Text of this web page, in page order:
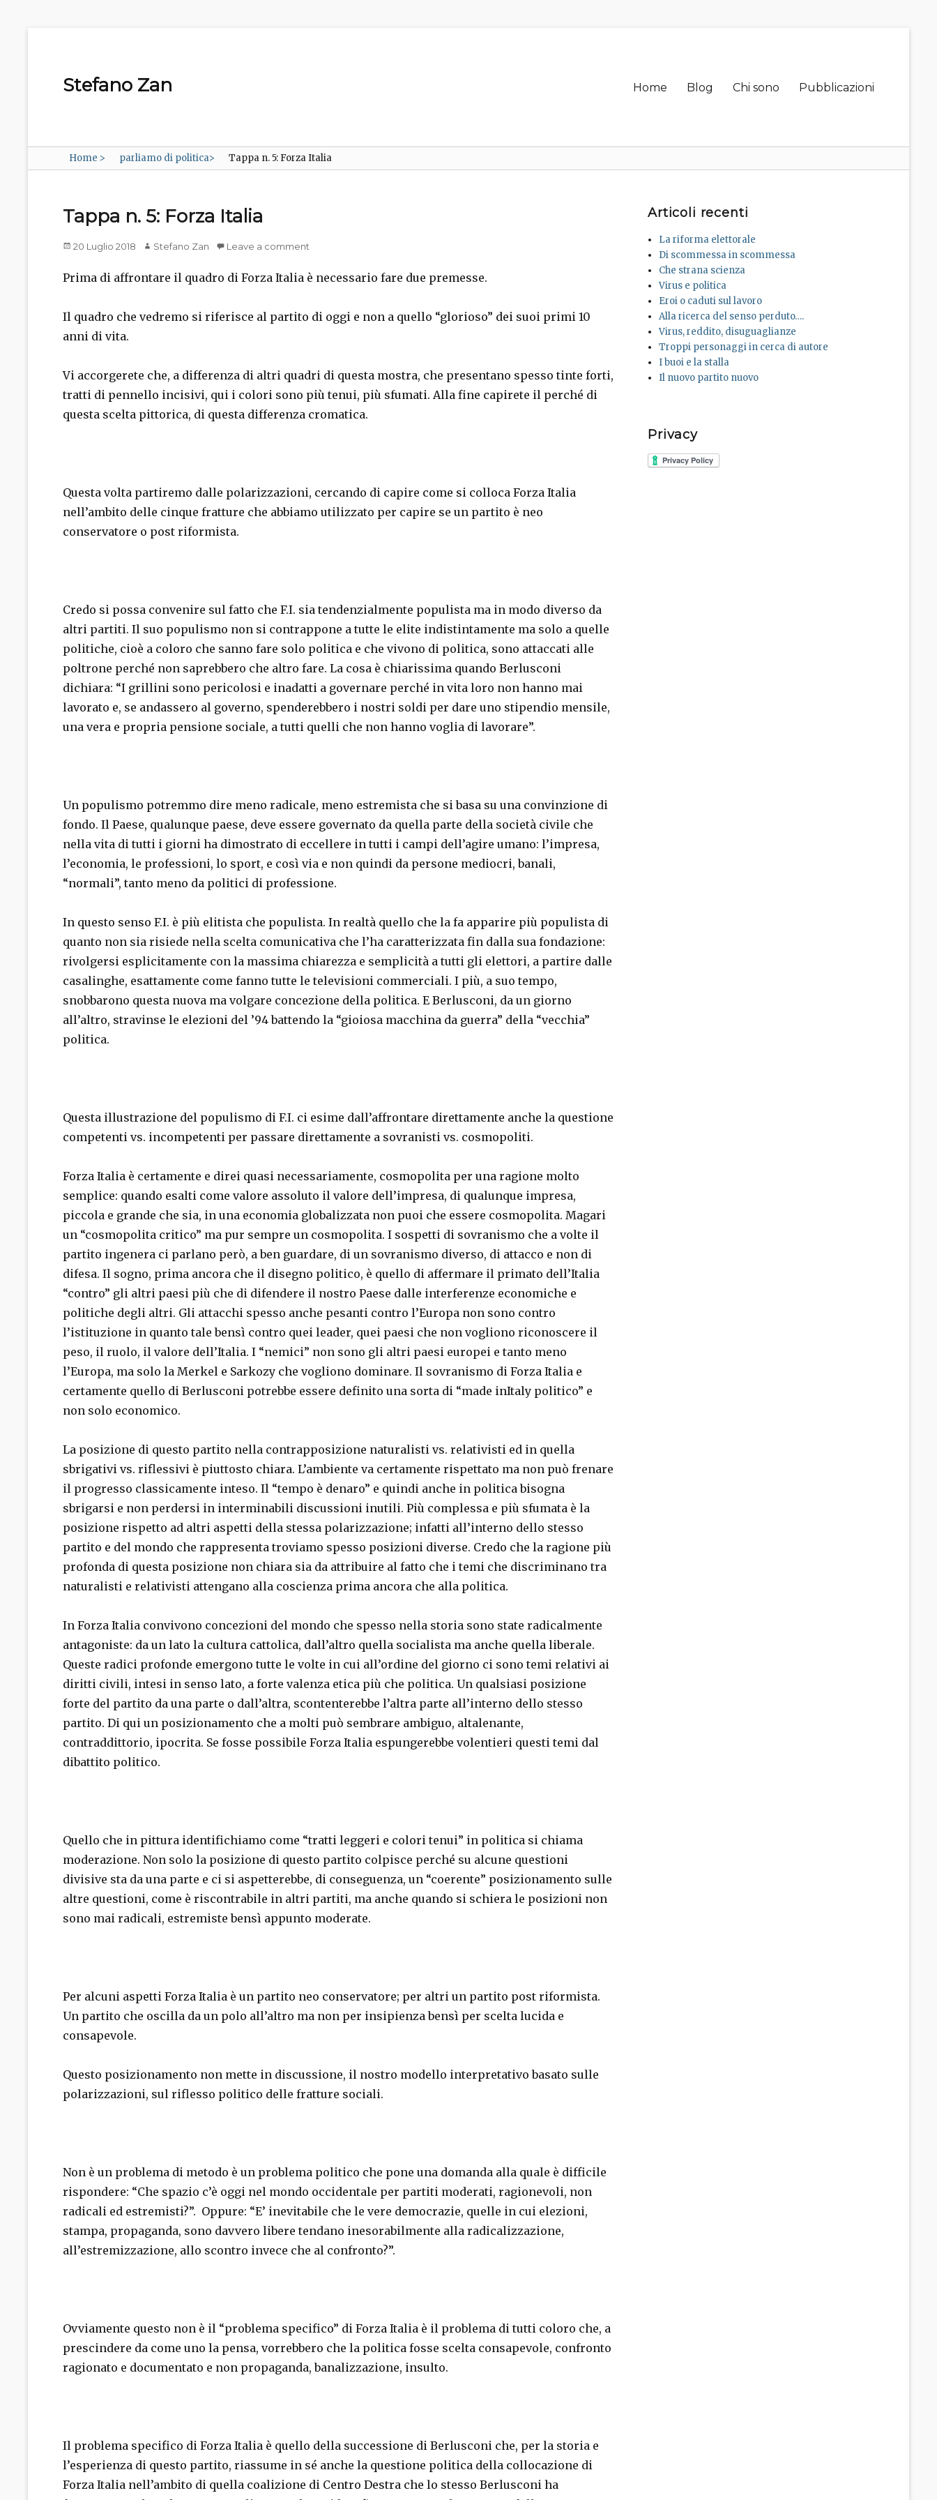
Stefano Zan
Primary
Home Blog Chi sono Pubblicazioni
Home > parliamo di politica> Tappa n. 5: Forza Italia
Tappa n. 5: Forza Italia
Posted
20 Luglio 2018 Author
Stefano Zan Leave a comment
Prima di affrontare il quadro di Forza Italia è necessario fare due premesse.
Il quadro che vedremo si riferisce al partito di oggi e non a quello “glorioso” dei suoi primi 10
anni di vita.
Vi accorgerete che, a differenza di altri quadri di questa mostra, che presentano spesso tinte forti,
tratti di pennello incisivi, qui i colori sono più tenui, più sfumati. Alla fine capirete il perché di
questa scelta pittorica, di questa differenza cromatica.
Questa volta partiremo dalle polarizzazioni, cercando di capire come si colloca Forza Italia
nell’ambito delle cinque fratture che abbiamo utilizzato per capire se un partito è neo
conservatore o post riformista.
Credo si possa convenire sul fatto che F.I. sia tendenzialmente populista ma in modo diverso da
altri partiti. Il suo populismo non si contrappone a tutte le elite indistintamente ma solo a quelle
politiche, cioè a coloro che sanno fare solo politica e che vivono di politica, sono attaccati alle
poltrone perché non saprebbero che altro fare. La cosa è chiarissima quando Berlusconi
dichiara: “I grillini sono pericolosi e inadatti a governare perché in vita loro non hanno mai
lavorato e, se andassero al governo, spenderebbero i nostri soldi per dare uno stipendio mensile,
una vera e propria pensione sociale, a tutti quelli che non hanno voglia di lavorare”.
Un populismo potremmo dire meno radicale, meno estremista che si basa su una convinzione di
fondo. Il Paese, qualunque paese, deve essere governato da quella parte della società civile che
nella vita di tutti i giorni ha dimostrato di eccellere in tutti i campi dell’agire umano: l’impresa,
l’economia, le professioni, lo sport, e così via e non quindi da persone mediocri, banali,
“normali”, tanto meno da politici di professione.
In questo senso F.I. è più elitista che populista. In realtà quello che la fa apparire più populista di
quanto non sia risiede nella scelta comunicativa che l’ha caratterizzata fin dalla sua fondazione:
rivolgersi esplicitamente con la massima chiarezza e semplicità a tutti gli elettori, a partire dalle
casalinghe, esattamente come fanno tutte le televisioni commerciali. I più, a suo tempo,
snobbarono questa nuova ma volgare concezione della politica. E Berlusconi, da un giorno
all’altro, stravinse le elezioni del ’94 battendo la “gioiosa macchina da guerra” della “vecchia”
politica.
Questa illustrazione del populismo di F.I. ci esime dall’affrontare direttamente anche la questione
competenti vs. incompetenti per passare direttamente a sovranisti vs. cosmopoliti.
Forza Italia è certamente e direi quasi necessariamente, cosmopolita per una ragione molto
semplice: quando esalti come valore assoluto il valore dell’impresa, di qualunque impresa,
piccola e grande che sia, in una economia globalizzata non puoi che essere cosmopolita. Magari
un “cosmopolita critico” ma pur sempre un cosmopolita. I sospetti di sovranismo che a volte il
partito ingenera ci parlano però, a ben guardare, di un sovranismo diverso, di attacco e non di
difesa. Il sogno, prima ancora che il disegno politico, è quello di affermare il primato dell’Italia
“contro” gli altri paesi più che di difendere il nostro Paese dalle interferenze economiche e
politiche degli altri. Gli attacchi spesso anche pesanti contro l’Europa non sono contro
l’istituzione in quanto tale bensì contro quei leader, quei paesi che non vogliono riconoscere il
peso, il ruolo, il valore dell’Italia. I “nemici” non sono gli altri paesi europei e tanto meno
l’Europa, ma solo la Merkel e Sarkozy che vogliono dominare. Il sovranismo di Forza Italia e
certamente quello di Berlusconi potrebbe essere definito una sorta di “made inItaly politico” e
non solo economico.
La posizione di questo partito nella contrapposizione naturalisti vs. relativisti ed in quella
sbrigativi vs. riflessivi è piuttosto chiara. L’ambiente va certamente rispettato ma non può frenare
il progresso classicamente inteso. Il “tempo è denaro” e quindi anche in politica bisogna
sbrigarsi e non perdersi in interminabili discussioni inutili. Più complessa e più sfumata è la
posizione rispetto ad altri aspetti della stessa polarizzazione; infatti all’interno dello stesso
partito e del mondo che rappresenta troviamo spesso posizioni diverse. Credo che la ragione più
profonda di questa posizione non chiara sia da attribuire al fatto che i temi che discriminano tra
naturalisti e relativisti attengano alla coscienza prima ancora che alla politica.
In Forza Italia convivono concezioni del mondo che spesso nella storia sono state radicalmente
antagoniste: da un lato la cultura cattolica, dall’altro quella socialista ma anche quella liberale.
Queste radici profonde emergono tutte le volte in cui all’ordine del giorno ci sono temi relativi ai
diritti civili, intesi in senso lato, a forte valenza etica più che politica. Un qualsiasi posizione
forte del partito da una parte o dall’altra, scontenterebbe l’altra parte all’interno dello stesso
partito. Di qui un posizionamento che a molti può sembrare ambiguo, altalenante,
contraddittorio, ipocrita. Se fosse possibile Forza Italia espungerebbe volentieri questi temi dal
dibattito politico.
Quello che in pittura identifichiamo come “tratti leggeri e colori tenui” in politica si chiama
moderazione. Non solo la posizione di questo partito colpisce perché su alcune questioni
divisive sta da una parte e ci si aspetterebbe, di conseguenza, un “coerente” posizionamento sulle
altre questioni, come è riscontrabile in altri partiti, ma anche quando si schiera le posizioni non
sono mai radicali, estremiste bensì appunto moderate.
Per alcuni aspetti Forza Italia è un partito neo conservatore; per altri un partito post riformista.
Un partito che oscilla da un polo all’altro ma non per insipienza bensì per scelta lucida e
consapevole.
Questo posizionamento non mette in discussione, il nostro modello interpretativo basato sulle
polarizzazioni, sul riflesso politico delle fratture sociali.
Non è un problema di metodo è un problema politico che pone una domanda alla quale è difficile
rispondere: “Che spazio c’è oggi nel mondo occidentale per partiti moderati, ragionevoli, non
radicali ed estremisti?”. Oppure: “E’ inevitabile che le vere democrazie, quelle in cui elezioni,
stampa, propaganda, sono davvero libere tendano inesorabilmente alla radicalizzazione,
all’estremizzazione, allo scontro invece che al confronto?”.
Ovviamente questo non è il “problema specifico” di Forza Italia è il problema di tutti coloro che, a
prescindere da come uno la pensa, vorrebbero che la politica fosse scelta consapevole, confronto
ragionato e documentato e non propaganda, banalizzazione, insulto.
Il problema specifico di Forza Italia è quello della successione di Berlusconi che, per la storia e
l’esperienza di questo partito, riassume in sé anche la questione politica della collocazione di
Forza Italia nell’ambito di quella coalizione di Centro Destra che lo stesso Berlusconi ha
Articoli recenti
La riforma elettorale
Di scommessa in scommessa
Che strana scienza
Virus e politica
Eroi o caduti sul lavoro
Alla ricerca del senso perduto….
Virus, reddito, disuguaglianze
Troppi personaggi in cerca di autore
I buoi e la stalla
Il nuovo partito nuovo
Privacy